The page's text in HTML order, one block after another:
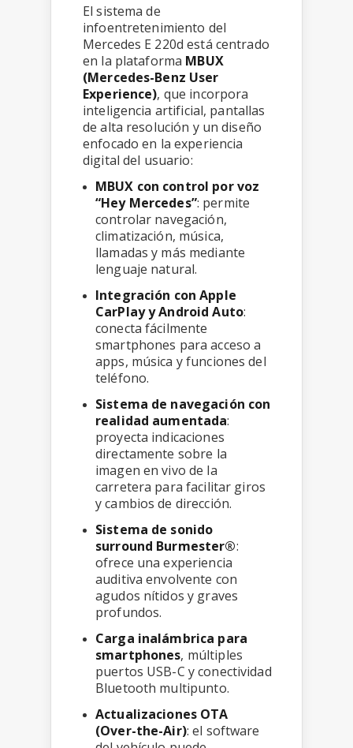
El sistema de
infoentretenimiento del
Mercedes E 220d está centrado
en la plataforma MBUX
(Mercedes-Benz User
Experience), que incorpora
inteligencia artificial, pantallas
de alta resolución y un diseño
enfocado en la experiencia
digital del usuario:
MBUX con control por voz
“Hey Mercedes”: permite
controlar navegación,
climatización, música,
llamadas y más mediante
lenguaje natural.
Integración con Apple
CarPlay y Android Auto:
conecta fácilmente
smartphones para acceso a
apps, música y funciones del
teléfono.
Sistema de navegación con
realidad aumentada:
proyecta indicaciones
directamente sobre la
imagen en vivo de la
carretera para facilitar giros
y cambios de dirección.
Sistema de sonido
surround Burmester®:
ofrece una experiencia
auditiva envolvente con
agudos nítidos y graves
profundos.
Carga inalámbrica para
smartphones, múltiples
puertos USB-C y conectividad
Bluetooth multipunto.
Actualizaciones OTA
(Over-the-Air): el software